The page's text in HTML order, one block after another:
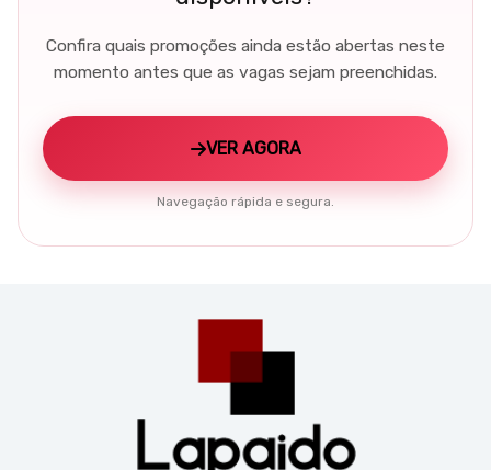
Confira quais promoções ainda estão abertas neste
momento antes que as vagas sejam preenchidas.
VER AGORA
Navegação rápida e segura.